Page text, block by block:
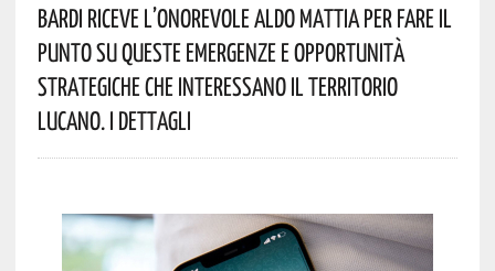
Bardi Riceve L’onorevole Aldo Mattia Per Fare Il
Punto Su Queste Emergenze E Opportunità
Strategiche Che Interessano Il Territorio
Lucano. I Dettagli